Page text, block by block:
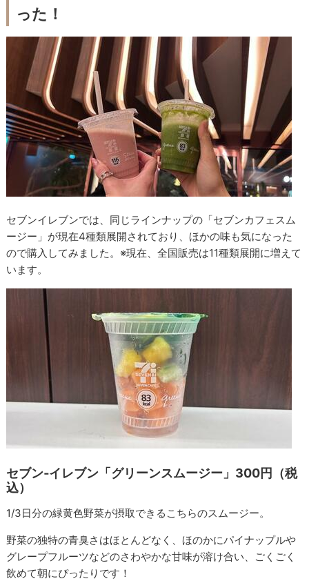
った！
セブンイレブンでは、同じラインナップの「セブンカフェスム
ージー」が現在4種類展開されており、ほかの味も気になった
ので購入してみました。 ※現在、全国販売は11種類展開に増えて
います。
セブン‐イレブン「グリーンスムージー」300円（税
込）
1/3日分の緑黄色野菜が摂取できるこちらのスムージー。
野菜の独特の青臭さはほとんどなく、ほのかにパイナップルや
グレープフルーツなどのさわやかな甘味が溶け合い、ごくごく
飲めて朝にぴったりです！